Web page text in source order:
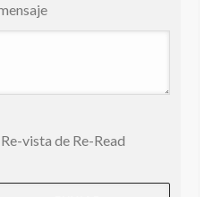
vista de Re-Read